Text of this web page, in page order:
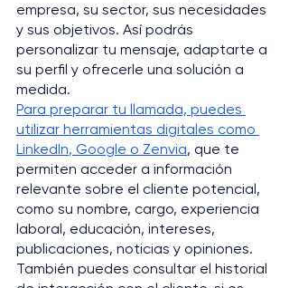
empresa, su sector, sus necesidades
y sus objetivos. Así podrás
personalizar tu mensaje, adaptarte a
su perfil y ofrecerle una solución a
medida.
Para preparar tu llamada, puedes
utilizar herramientas digitales como
LinkedIn, Google o Zenvia, que te
permiten acceder a información
relevante sobre el cliente potencial,
como su nombre, cargo, experiencia
laboral, educación, intereses,
publicaciones, noticias y opiniones.
También puedes consultar el historial